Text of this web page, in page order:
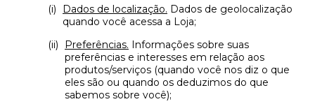
Dados de localização. Dados de geolocalização
quando você acessa a Loja;
Preferências. Informações sobre suas
preferências e interesses em relação aos
produtos/serviços (quando você nos diz o que
eles são ou quando os deduzimos do que
sabemos sobre você);